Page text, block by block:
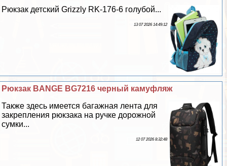
Рюкзак детский Grizzly RK-176-6 гoлyбой...
13 07 2026 14:49:12
Рюкзак BANGE BG7216 черный камуфляж
Также здесь имеется багажная лента для
закрепления рюкзака на ручке дорожной
сумки...
12 07 2026 8:32:48